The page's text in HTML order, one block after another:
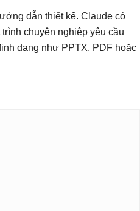
dẫn thiết kế. Claude có
chuyên nghiệp yêu cầu
dạng như PPTX, PDF hoặc